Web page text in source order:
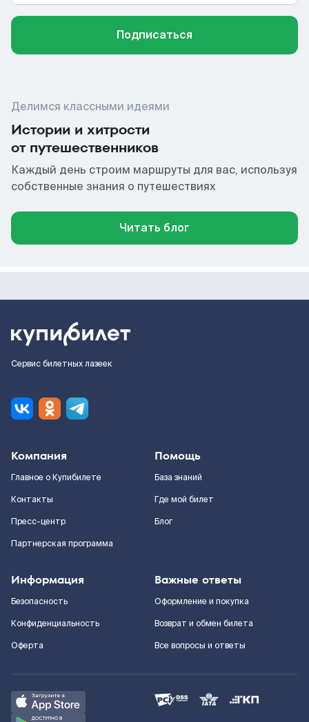
Подписаться
Делимся классными идеями
Истории и хитрости
от путешественников
Каждый день строим маршруты для вас, используя
собственные знания о путешествиях
Читать блог
Сервис билетных лазеек
Компания
Главное о Купибилете
Контакты
Пресс-центр
Партнерская программа
Помощь
База знаний
Где мой билет
Блог
Информация
Безопасность
Конфиденциальность
Оферта
Важные ответы
Оформление и покупка
Возврат и обмен билета
Все вопросы и ответы